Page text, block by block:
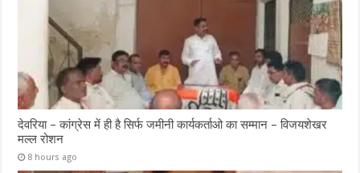
देवरिया – कांग्रेस में ही है सिर्फ जमीनी कार्यकर्ताओ का सम्मान – विजयशेखर
मल्ल रोशन
8 hours ago